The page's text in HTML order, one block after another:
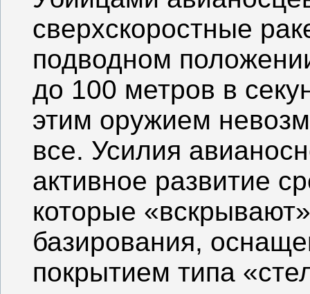
сверхскоростные
подводном
до 100 метров в
этим оружием
все. Усилия
активное развитие
которые
базирования,
покрытием типа